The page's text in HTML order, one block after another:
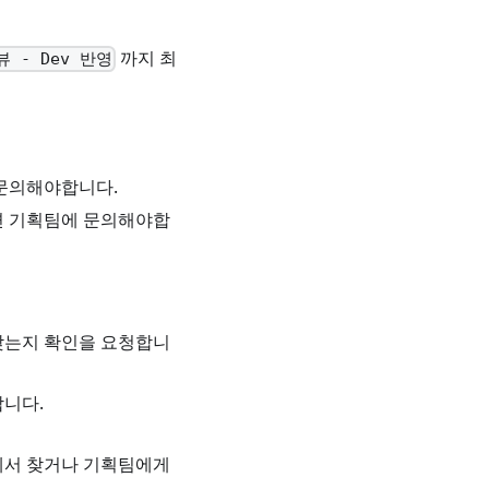
- Dev 반영 까지 최
의해야합니다.
기획팀에 문의해야합
지 확인을 요청합니
다.
찾거나 기획팀에게